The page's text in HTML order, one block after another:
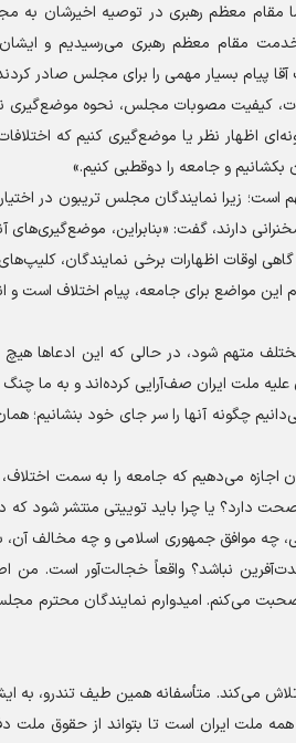
مقام معظم رهبری در توصیه اخیرشان به
خدمت مقام معظم رهبری می‌رسیدیم و
پیام بسیار مهمی را برای مجلس صادر
کیفیت مصوبات مجلس، نحوه موضع‌گیری
اظهار نظر یا موضع‌گیری کنیم که
بکشانیم و جامعه را دوقطبی کنیم.»
زیرا نمایندگان مجلس تریبون در
دارند، گفت: «بنابراین، موضع‌گیری‌های
اوقات اظهارات برخی نمایندگان،
این مواضع برای جامعه، پیام اختلاف است
متهم شود، در حالی که این ادعا‌ها هیچ
علیه ملت ایران صف‌آرایی کرده‌اند و به ما
چگونه آنها را سر جای خود بنشانیم؛
می‌دهیم که جامعه را به سمت
دارد؟ یا چرا باید توییتی منتشر شود
چه موافق جمهوری اسلامی و چه مخالف آن،
نباشد؟ واقعاً خجالت‌آور است. من
می‌کنم. امیدوارم نمایندگان محترم
می‌کند. متأسفانه همین طیف تندرو، به
ملت ایران است تا بتواند از حقوق ملت